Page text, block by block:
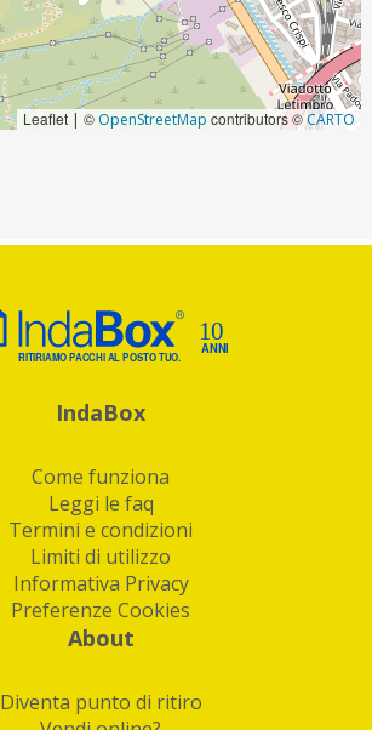
Leaflet | © OpenStreetMap contributors ©CARTO
IndaBox
Come funziona
Leggi le faq
Termini e condizioni
Limiti di utilizzo
Informativa Privacy
Preferenze Cookies
About
Diventa punto di ritiro